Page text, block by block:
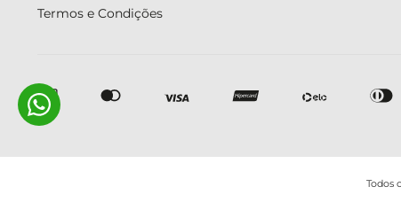
Termos e Condições
Todos